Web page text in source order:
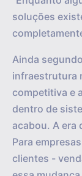
soluções
Ainda
infraestrutura
competitiva e
dentro de
acabou. A era
Para
clientes -